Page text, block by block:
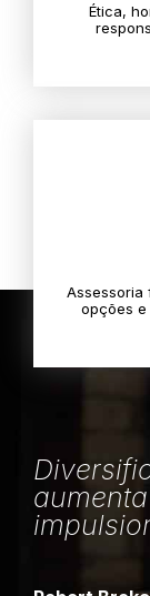
Ética,
Assessoria
opções e